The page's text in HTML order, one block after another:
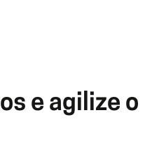
e agilize o